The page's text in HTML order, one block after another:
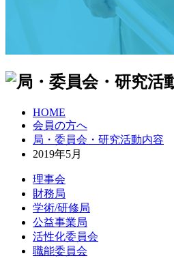
HOME
会員の方へ
局・委員会・研究活動内容
2019年5月
理事会
財務局
学術/研修局
公益事業局
活性化委員会
職能委員会